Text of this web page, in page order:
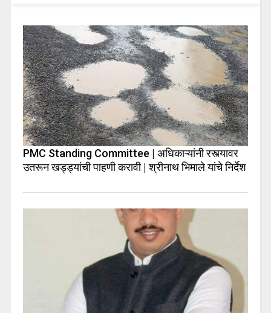
PMC Standing Committee | अधिकाऱ्यांनी रस्त्यावर
उतरून खड्ड्यांची पाहणी करावी | श्रीनाथ भिमाले यांचे निर्देश